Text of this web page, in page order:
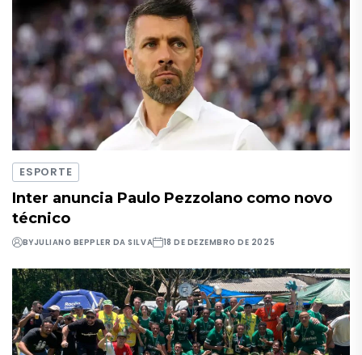
ESPORTE
Inter anuncia Paulo Pezzolano como novo
técnico
BYJULIANO BEPPLER DA SILVA 18 DE DEZEMBRO DE 2025